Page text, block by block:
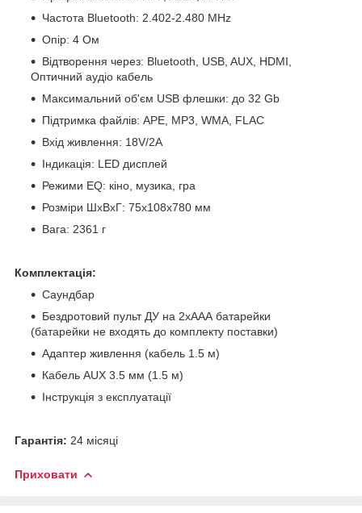
Частота Bluetooth: 2.402-2.480 MHz
Опір: 4 Ом
Відтворення через: Bluetooth, USB, AUX, HDMI,
Оптичний аудіо кабель
Максимальний об'єм USB флешки: до 32 Gb
Підтримка файлів: APE, MP3, WMA, FLAC
Вхід живлення: 18V/2A
Індикація: LED дисплей
Режими EQ: кіно, музика, гра
Розміри ШхВхГ: 75х108х780 мм
Вага: 2361 г
Комплектація:
Саундбар
Бездротовий пульт ДУ на 2хААА батарейки
(батарейки не входять до комплекту поставки)
Адаптер живлення (кабель 1.5 м)
Кабель AUX 3.5 мм (1.5 м)
Інструкція з експлуатації
Гарантія: 24 місяці
Приховати